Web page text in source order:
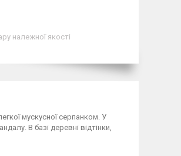
належної якості
мускусної серпанком. У
В базі деревні відтінки,